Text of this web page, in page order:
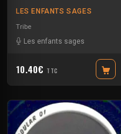
LES ENFANTS SAGES
Tribe
Les enfants sages
10.40€ TTC